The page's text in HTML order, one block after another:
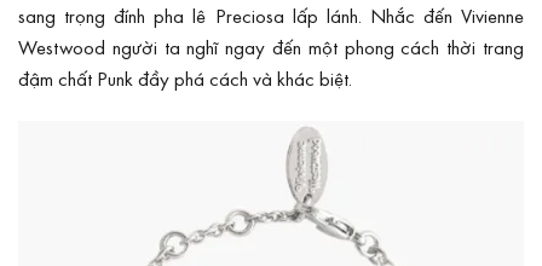
sang trọng đính pha lê Preciosa lấp lánh. Nhắc đến Vivienne
Westwood người ta nghĩ ngay đến một phong cách thời trang
đậm chất Punk đầy phá cách và khác biệt.